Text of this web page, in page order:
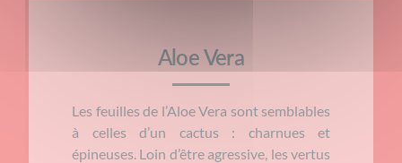
Aloe Vera
Les feuilles de l’Aloe Vera sont semblables
à celles d’un cactus : charnues et
épineuses. Loin d’être agressive, les vertus